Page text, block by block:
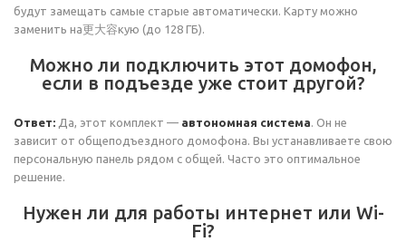
будут замещать самые старые автоматически. Карту можно
заменить на更大容кую (до 128 ГБ).
Можно ли подключить этот домофон,
если в подъезде уже стоит другой?
Ответ: Да, этот комплект — автономная система . Он не
зависит от общеподъездного домофона. Вы устанавливаете свою
персональную панель рядом с общей. Часто это оптимальное
решение.
Нужен ли для работы интернет или Wi-
Fi?